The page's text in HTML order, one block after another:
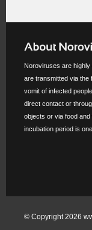
Noroviruses are
are transmitted via the
vomit of infected
direct contact or
objects or via food and
incubation period is
© Copyright 2026